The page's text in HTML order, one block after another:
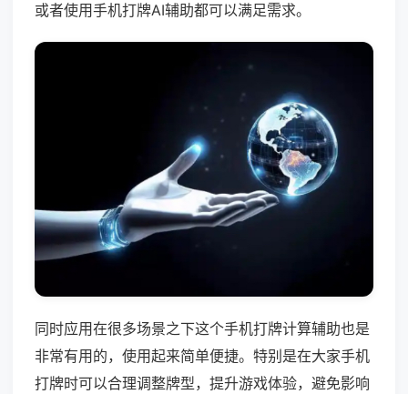
或者使用手机打牌AI辅助都可以满足需求。
同时应用在很多场景之下这个手机打牌计算辅助也是
非常有用的，使用起来简单便捷。特别是在大家手机
打牌时可以合理调整牌型，提升游戏体验，避免影响